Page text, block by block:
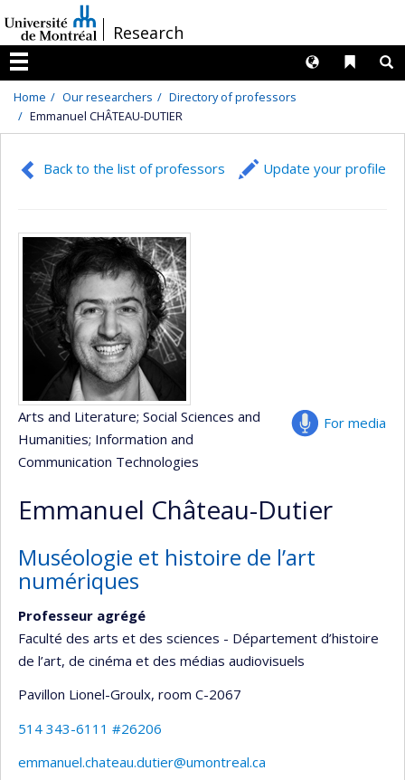
au
contenu
/Research
Menu
Liens
Langues
Home Our researchers
Directory of professors
Emmanuel CHÂTEAU-DUTIER
Back to the list of professors Update your profile
For media
Arts and Literature; Social Sciences and
Humanities; Information and
Communication Technologies
Emmanuel Château-Dutier
Muséologie et histoire de l’art
numériques
Professeur agrégé
Faculté des arts et des sciences - Département d’histoire
de l’art, de cinéma et des médias audiovisuels
Pavillon Lionel-Groulx, room C-2067
514 343-6111 #26206
emmanuel.chateau.dutier@umontreal.ca